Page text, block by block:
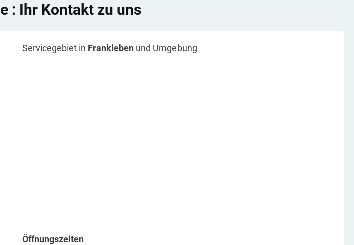
: Ihr Kontakt zu uns
Servicegebiet in Frankleben und Umgebung
Öffnungszeiten